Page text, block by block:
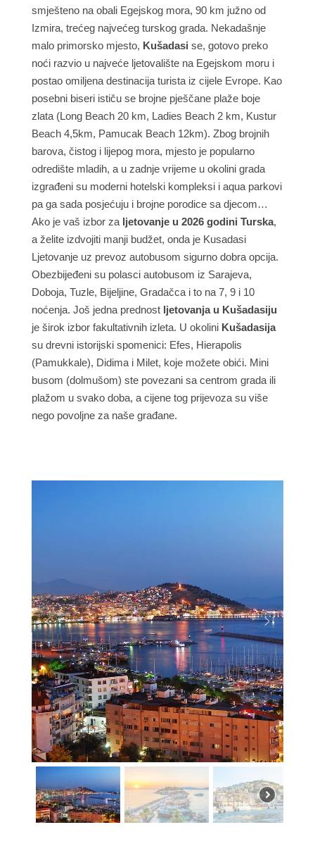
smješteno na obali Egejskog mora, 90 km južno od
Izmira, trećeg najvećeg turskog grada. Nekadašnje
malo primorsko mjesto, Kušadasi se, gotovo preko
noći razvio u najveće ljetovalište na Egejskom moru i
postao omiljena destinacija turista iz cijele Evrope. Kao
posebni biseri ističu se brojne pješčane plaže boje
zlata (Long Beach 20 km, Ladies Beach 2 km, Kustur
Beach 4,5km, Pamucak Beach 12km). Zbog brojnih
barova, čistog i lijepog mora, mjesto je popularno
odredište mladih, a u zadnje vrijeme u okolini grada
izgrađeni su moderni hotelski kompleksi i aqua parkovi
pa ga sada posjećuju i brojne porodice sa djecom…
Ako je vaš izbor za ljetovanje u 2026 godini Turska,
a želite izdvojiti manji budžet, onda je Kusadasi
Ljetovanje uz prevoz autobusom sigurno dobra opcija.
Obezbijeđeni su polasci autobusom iz Sarajeva,
Doboja, Tuzle, Bijeljine, Gradačca i to na 7, 9 i 10
noćenja. Još jedna prednost ljetovanja u Kušadasiju
je širok izbor fakultativnih izleta. U okolini Kušadasija
su drevni istorijski spomenici: Efes, Hierapolis
(Pamukkale), Didima i Milet, koje možete obići. Mini
busom (dolmušom) ste povezani sa centrom grada ili
plažom u svako doba, a cijene tog prijevoza su više
nego povoljne za naše građane.